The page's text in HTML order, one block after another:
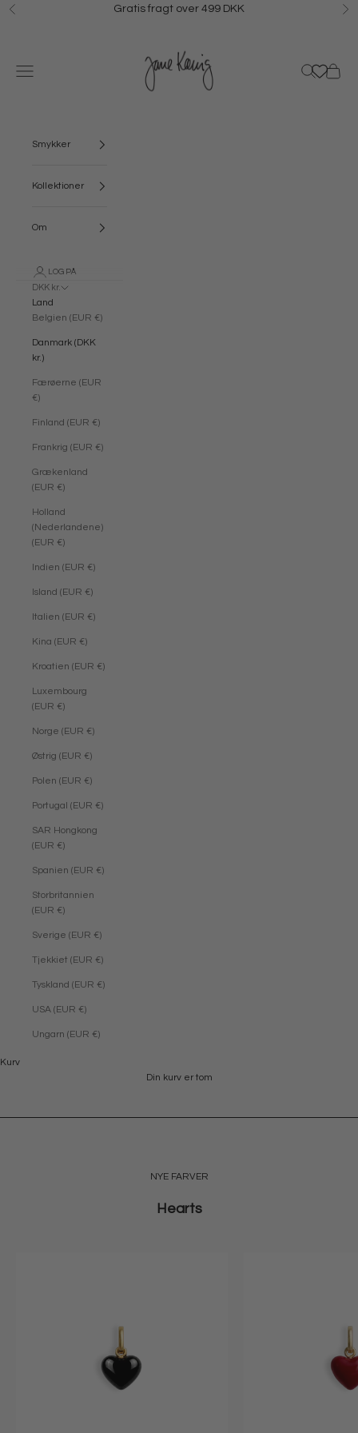
Spring til indhold
Forrige Gratis fragt over 499 DKK
Jane Kønig
Menu Søg Kurv
Smykker
Kollektioner
Om
LOG PÅ
DKK kr.
Land
Belgien (EUR €)
Danmark (DKK
kr.)
Færøerne (EUR
€)
Finland (EUR €)
Frankrig (EUR €)
Grækenland
(EUR €)
Holland
(Nederlandene)
(EUR €)
Indien (EUR €)
Island (EUR €)
Italien (EUR €)
Kina (EUR €)
Kroatien (EUR €)
Luxembourg
(EUR €)
Norge (EUR €)
Østrig (EUR €)
Polen (EUR €)
Portugal (EUR €)
SAR Hongkong
(EUR €)
Spanien (EUR €)
Storbritannien
(EUR €)
Sverige (EUR €)
Tjekkiet (EUR €)
Tyskland (EUR €)
USA (EUR €)
Ungarn (EUR €)
Kurv
Din kurv er tom
NYE FARVER
Hearts